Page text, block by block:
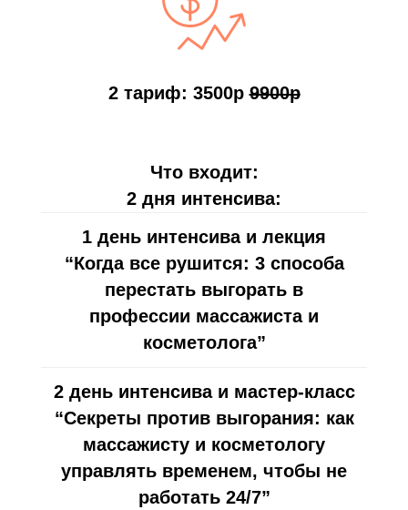
2 тариф: 3500р9900р
Что входит:
2 дня интенсива:
1 день интенсива и лекция
“Когда все рушится: 3 способа
перестать выгорать в
профессии массажиста и
косметолога”
2 день интенсива и мастер-класс
“Секреты против выгорания: как
массажисту и косметологу
управлять временем, чтобы не
работать 24/7”